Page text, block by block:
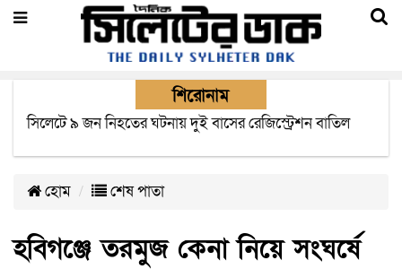
শিরোনাম
জুলাই মাসে সিলেটের সড়কে দুর্ঘটনায় প্রাণ গেল ৩১ জনের
হোম শেষ পাতা
হবিগঞ্জে তরমুজ কেনা নিয়ে সংঘর্ষে